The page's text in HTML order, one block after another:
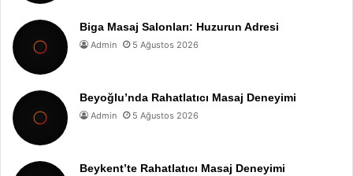
Biga Masaj Salonları: Huzurun Adresi
Admin 5 Ağustos 2026
Beyoğlu’nda Rahatlatıcı Masaj Deneyimi
Admin 5 Ağustos 2026
Beykent’te Rahatlatıcı Masaj Deneyimi